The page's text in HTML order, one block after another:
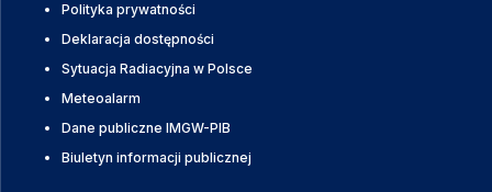
Polityka prywatności
Deklaracja dostępności
Sytuacja Radiacyjna w Polsce
Meteoalarm
Dane publiczne IMGW-PIB
Biuletyn informacji publicznej